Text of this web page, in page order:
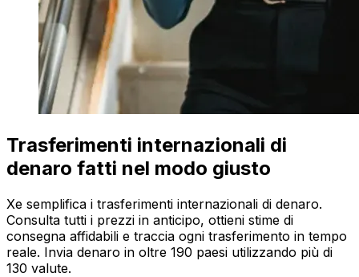
Trasferimenti internazionali di
denaro fatti nel modo giusto
Xe semplifica i trasferimenti internazionali di denaro.
Consulta tutti i prezzi in anticipo, ottieni stime di
consegna affidabili e traccia ogni trasferimento in tempo
reale. Invia denaro in oltre 190 paesi utilizzando più di
130 valute.